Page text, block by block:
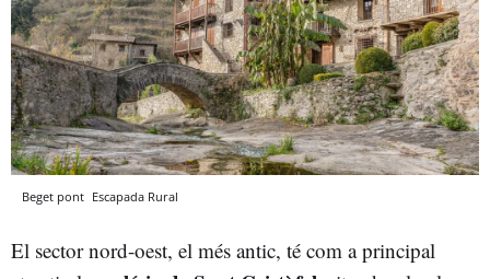
Beget pont Escapada Rural
El sector nord-oest, el més antic, té com a principal